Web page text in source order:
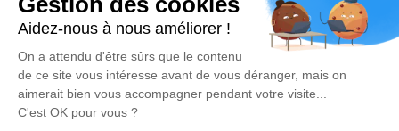
poèmes ou des textes. Cet endroit est un lieu
d'expression dédié à honorer la mémoire de Christiane
MARSAUD.
Un service de plantation d’arbre hommage est
disponible ici.